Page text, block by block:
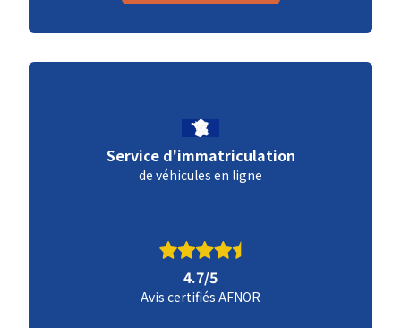
Service d'immatriculation
de véhicules en ligne
4.7/5
Avis certifiés AFNOR